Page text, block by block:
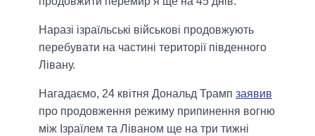
Наразі ізраїльські військові продовжують
перебувати на частині території південного
Лівану.
Нагадаємо, 24 квітня Дональд Трамп заявив
про продовження режиму припинення вогню
між Ізраїлем та Ліваном ще на три тижні